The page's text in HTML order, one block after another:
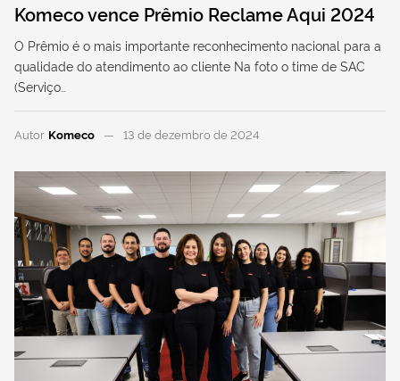
Komeco vence Prêmio Reclame Aqui 2024
O Prêmio é o mais importante reconhecimento nacional para a
qualidade do atendimento ao cliente Na foto o time de SAC
(Serviço…
Autor Komeco 13 de dezembro de 2024